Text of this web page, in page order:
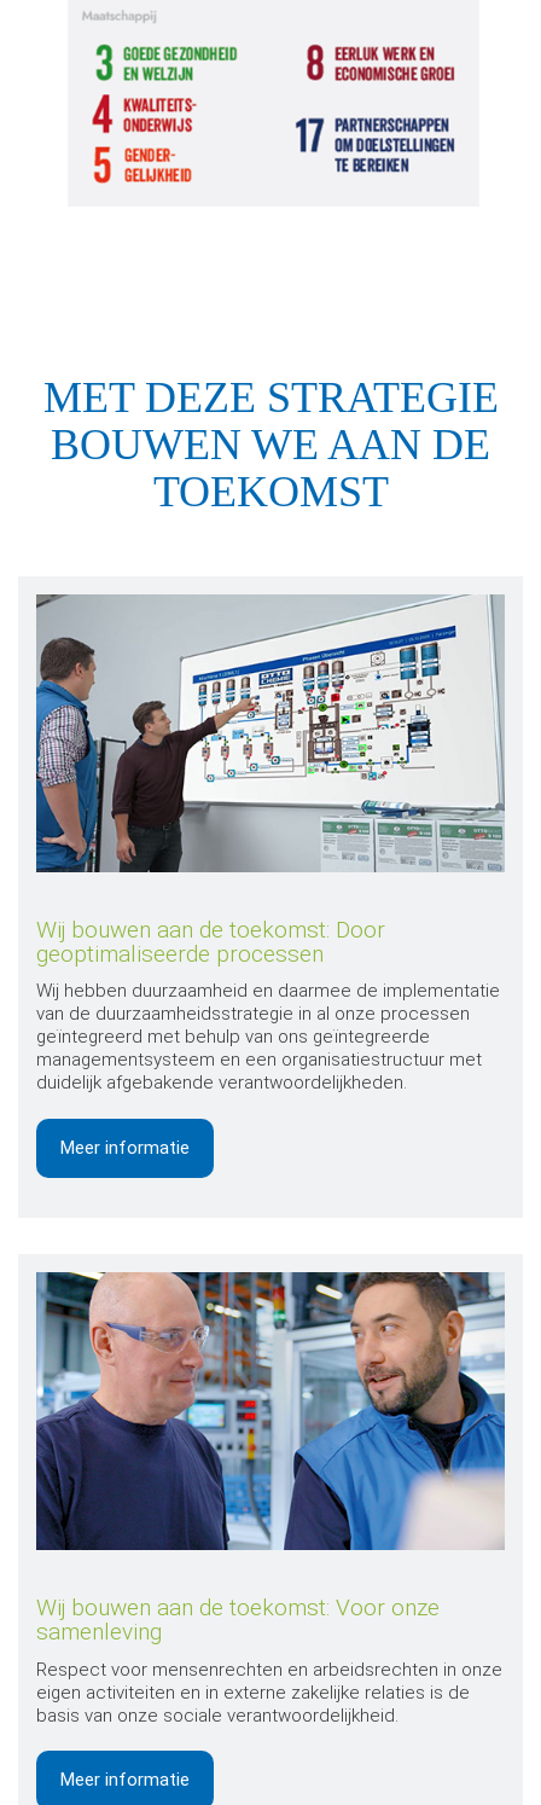
MET DEZE STRATEGIE
BOUWEN WE AAN DE
TOEKOMST
Wij bouwen aan de toekomst: Door
geoptimaliseerde processen
Wij hebben duurzaamheid en daarmee de implementatie
van de duurzaamheidsstrategie in al onze processen
geïntegreerd met behulp van ons geïntegreerde
managementsysteem en een organisatiestructuur met
duidelijk afgebakende verantwoordelijkheden.
Meer informatie
Wij bouwen aan de toekomst: Voor onze
samenleving
Respect voor mensenrechten en arbeidsrechten in onze
eigen activiteiten en in externe zakelijke relaties is de
basis van onze sociale verantwoordelijkheid.
Meer informatie